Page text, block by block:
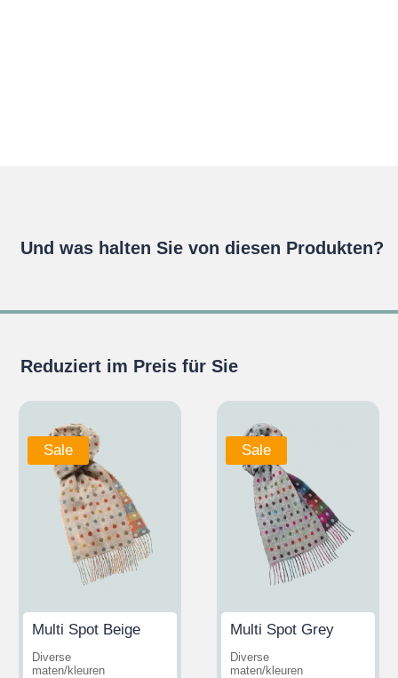
Und was halten Sie von diesen Produkten?
Reduziert im Preis für Sie
Sale
Multi Spot Beige
Diverse
maten/kleuren
Sale
Multi Spot Grey
Diverse
maten/kleuren